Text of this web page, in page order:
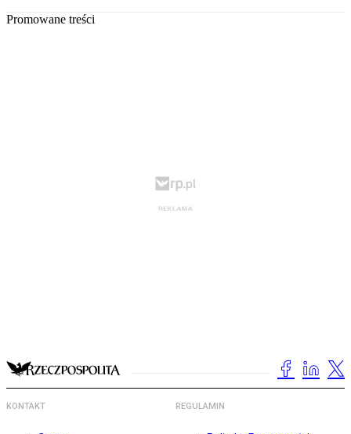
Promowane treści
KONTAKT REGULAMIN